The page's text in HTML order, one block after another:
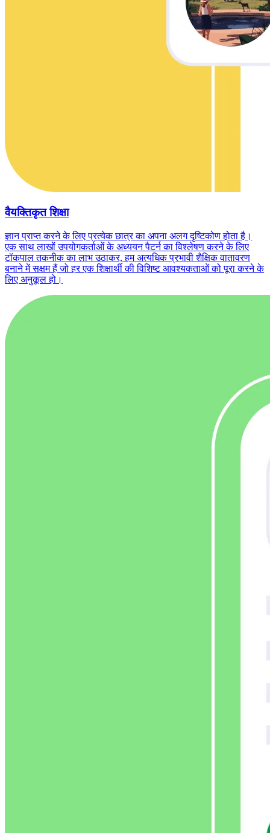
वैयक्तिकृत शिक्षा
ज्ञान प्राप्त करने के लिए प्रत्येक छात्र का अपना अलग दृष्टिकोण होता है।
एक साथ लाखों उपयोगकर्ताओं के अध्ययन पैटर्न का विश्लेषण करने के लिए
टॉकपाल तकनीक का लाभ उठाकर, हम अत्यधिक प्रभावी शैक्षिक वातावरण
बनाने में सक्षम हैं जो हर एक शिक्षार्थी की विशिष्ट आवश्यकताओं को पूरा करने के
लिए अनुकूल हो।